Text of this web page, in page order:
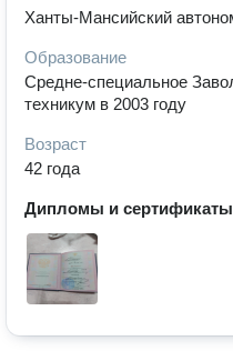
Ханты-Мансийский
Образование
Средне-специальное
техникум в 2003 году
Возраст
42 года
Дипломы и сертификаты